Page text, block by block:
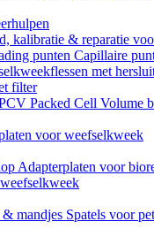
kalibratie & reparatie
punten Capillaire
met
filter
Packed Cell Volume
voor weefselkweek
Adapterplaten voor
mandjes Spatels voor